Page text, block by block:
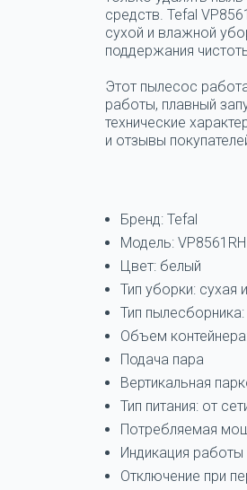
средств. Tefal
сухой и влажной
поддержания
Этот пылесос
работы, плавный
технические
и отзывы
Бренд: Tefal
Модель: VP8561RH
Цвет: белый
Тип уборки: сухая
Тип пылесборника:
Объем
Подача пара
Вертикальная
Тип питания: от
Потребляемая
Индикация работы
Отключение при